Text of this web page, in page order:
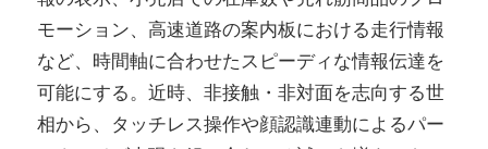
モーション、高速道路の案内板における走行情報
など、時間軸に合わせたスピーディな情報伝達を
可能にする。近時、非接触・非対面を志向する世
相から、タッチレス操作や顔認識連動によるパー